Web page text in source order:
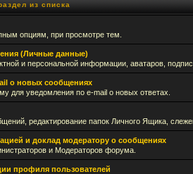
из списка
опциям, при просмотре тем.
(Личные данные)
и персональной информации, аватаров,
о новых сообщениях
для уведомления по e-mail о новых ответах.
редактирование папок Личного Ящика,
и доклад модератору о сообщениях
и Модераторов форума.
профиля пользователей